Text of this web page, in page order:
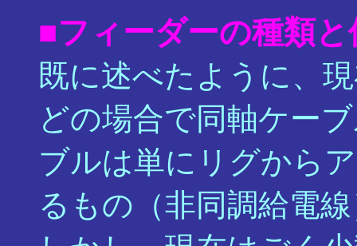
■フィーダーの種類と
既に述べたように、
どの場合で同軸ケー
ブルは単にリグから
るもの（非同調給電